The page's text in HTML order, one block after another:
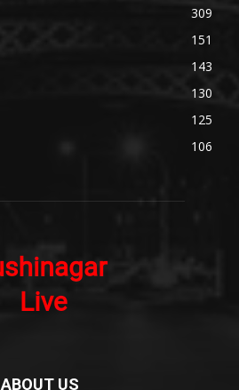
309
151
143
130
125
106
ABOUT US